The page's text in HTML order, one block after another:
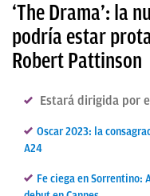
‘The Drama’: la
podría estar
Robert Pattinson
Estará dirigida por
Oscar 2023: la
A24
Fe ciega en Sorrentino: